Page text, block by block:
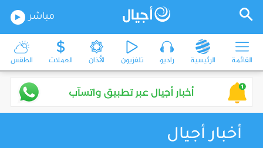
مباشر
القائمة الرئيسية راديو تلفزيون الأذان العملات الطقس
أخبار أجيال